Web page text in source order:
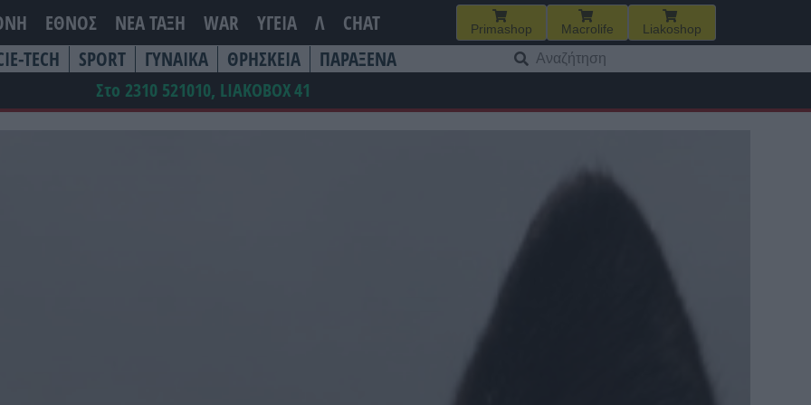
ΕΘΝΟΣ ΝΕΑ ΤΆΞΗ WAR ΥΓΕΙΑ Λ CHAT Primashop Macrolife Liakoshop
TECH SPORT ΓΥΝΑΙΚΑ ΘΡΗΣΚΕΙΑ ΠΑΡΑΞΕΝΑ
για:
Στο 2310 521010, LIAKOBOX41